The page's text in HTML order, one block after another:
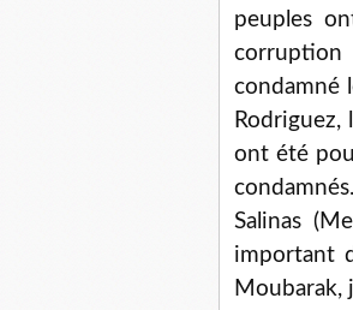
peuples
condamné
Rodriguez,
ont été
Salinas
important
Moubarak,